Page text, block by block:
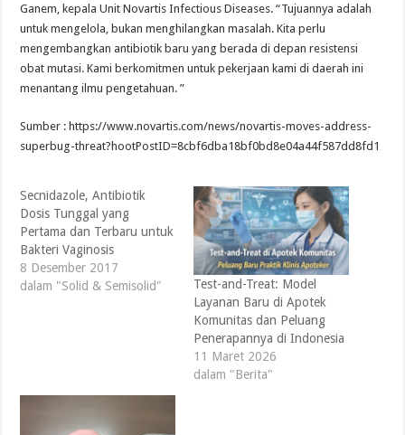
Ganem, kepala Unit Novartis Infectious Diseases. “Tujuannya adalah
untuk mengelola, bukan menghilangkan masalah. Kita perlu
mengembangkan antibiotik baru yang berada di depan resistensi
obat mutasi. Kami berkomitmen untuk pekerjaan kami di daerah ini
menantang ilmu pengetahuan. ”
Sumber : https://www.novartis.com/news/novartis-moves-address-
superbug-threat?hootPostID=8cbf6dba18bf0bd8e04a44f587dd8fd1
Secnidazole, Antibiotik
Dosis Tunggal yang
Pertama dan Terbaru untuk
Bakteri Vaginosis
8 Desember 2017
dalam "Solid & Semisolid"
Test-and-Treat: Model
Layanan Baru di Apotek
Komunitas dan Peluang
Penerapannya di Indonesia
11 Maret 2026
dalam "Berita"